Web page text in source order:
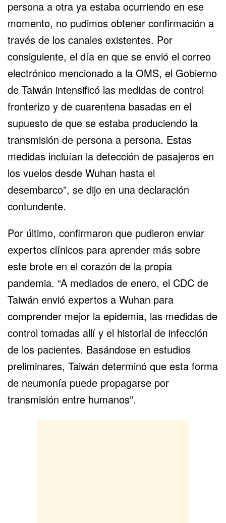
persona a otra ya estaba ocurriendo en ese
momento, no pudimos obtener confirmación a
través de los canales existentes. Por
consiguiente, el día en que se envió el correo
electrónico mencionado a la OMS, el Gobierno
de Taiwán intensificó las medidas de control
fronterizo y de cuarentena basadas en el
supuesto de que se estaba produciendo la
transmisión de persona a persona. Estas
medidas incluían la detección de pasajeros en
los vuelos desde Wuhan hasta el
desembarco”, se dijo en una declaración
contundente.
Por último, confirmaron que pudieron enviar
expertos clínicos para aprender más sobre
este brote en el corazón de la propia
pandemia. “A mediados de enero, el CDC de
Taiwán envió expertos a Wuhan para
comprender mejor la epidemia, las medidas de
control tomadas allí y el historial de infección
de los pacientes. Basándose en estudios
preliminares, Taiwán determinó que esta forma
de neumonía puede propagarse por
transmisión entre humanos”.